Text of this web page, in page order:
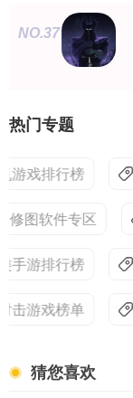
NO.37
热门专题
戏排行榜
图软件专区
游排行榜
游戏榜单
猜您喜欢